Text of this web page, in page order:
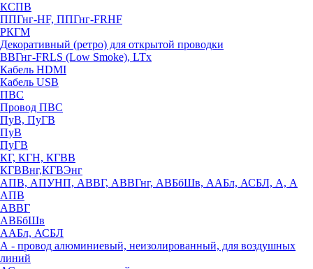
КСПВ
ППГнг-HF, ППГнг-FRHF
РКГМ
Декоративный (ретро) для открытой проводки
ВВГнг-FRLS (Low Smoke), LTx
Кабель HDMI
Кабель USB
ПВС
Провод ПВС
ПуВ, ПуГВ
ПуВ
ПуГВ
КГ, КГН, КГВВ
КГВВнг,КГВЭнг
АПВ, АПУНП, АВВГ, АВВГнг, АВБбШв, ААБл, АСБЛ, А, А
АПВ
АВВГ
АВБбШв
ААБл, АСБЛ
А - провод алюминиевый, неизолированный, для воздушных
линий